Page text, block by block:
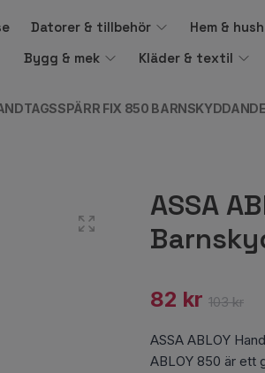
Datorer & tillbehör Hem &
Bygg & mek
Kläder & textil
FIX 850 BARNSKYDDANDE
ASSA
82 kr 103 kr
ASSA ABLOY
ABLOY 850 är ett